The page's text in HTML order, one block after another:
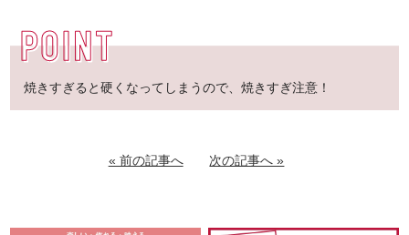
焼きすぎると硬くなってしまうので、焼きすぎ注意！
« 前の記事へ 次の記事へ »